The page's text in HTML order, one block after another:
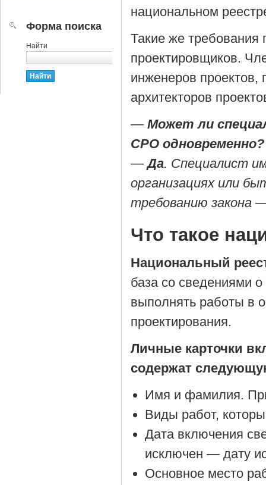
национальном
Такие же
проектировщиков.
инженеров
архитекторов
—Может ли
СРО одновременно?
—Да. Специалист
организациях или
требованию закона
Что такое
Национальный
база со сведениями
выполнять работы в
проектирования.
Личные карточки
содержат
Имя и фамилия.
Виды работ,
Дата включения
исключен — дату
Основное место
Форма поиска
Найти